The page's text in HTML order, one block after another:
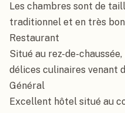
Les chambres sont de
traditionnel et en très
Restaurant
Situé au rez-de-
délices culinaires venant
Général
Excellent hôtel situé au